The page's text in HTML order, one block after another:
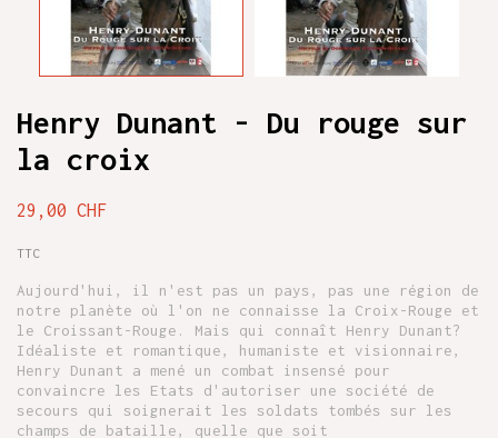
Henry Dunant - Du rouge sur
la croix
29,00 CHF
TTC
Aujourd'hui, il n'est pas un pays, pas une région de
notre planète où l'on ne connaisse la Croix-Rouge et
le Croissant-Rouge. Mais qui connaît Henry Dunant?
Idéaliste et romantique, humaniste et visionnaire,
Henry Dunant a mené un combat insensé pour
convaincre les Etats d'autoriser une société de
secours qui soignerait les soldats tombés sur les
champs de bataille, quelle que soit